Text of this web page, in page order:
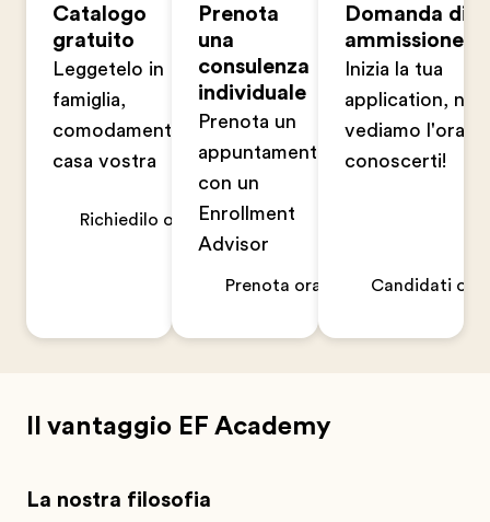
Catalogo
gratuito
Leggetelo in
famiglia,
comodamente a
casa vostra
Richiedilo ora
Prenota
una
consulenza
individuale
Prenota un
appuntamento
con un
Enrollment
Advisor
Prenota ora
Domanda di
ammissione
Inizia la tua
application, non
vediamo l'ora di
conoscerti!
Candidati ora
Il vantaggio EF Academy
La nostra filosofia